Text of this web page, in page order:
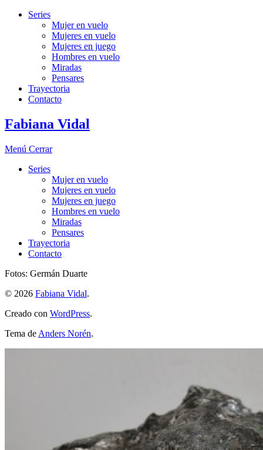
Series
Mujer en vuelo
Mujeres en vuelo
Mujeres en juego
Hombres en vuelo
Miradas
Pensares
Trayectoria
Contacto
Fabiana Vidal
Menú Cerrar
Series
Mujer en vuelo
Mujeres en vuelo
Mujeres en juego
Hombres en vuelo
Miradas
Pensares
Trayectoria
Contacto
Fotos: Germán Duarte
© 2026 Fabiana Vidal.
Creado con WordPress.
Tema de Anders Norén.